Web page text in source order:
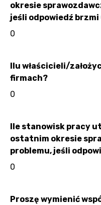
okresie
jeśli odpowiedź brzmi
0
Ilu właścicieli/
firmach?
0
Ile stanowisk pracy
ostatnim okresie
problemu, jeśli
0
Proszę wymienić